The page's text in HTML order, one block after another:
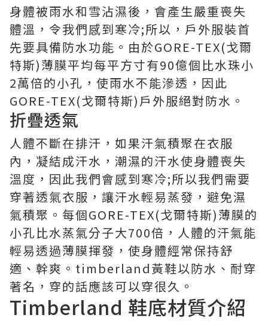
身體被雨水和雪沾濕後，會產生嚴重喪失
體溫，令我們感到寒冷;所以，戶外服裝首
先要具備防水功能。由於GORE-TEX(戈爾
特斯)薄膜平均每平方寸有90億個比水珠小
2萬倍的小孔，使雨水不能滲透，因此
GORE-TEX(戈爾特斯)戶外服絕對防水。
折疊透氣
人體不斷在排汗，如果汗氣積聚在衣服
內，凝結成汗水，潮濕的汗水使身體喪失
溫度，因此我們會感到寒冷;所以我們需要
穿著透氣衣服，讓汗水輕易蒸發，避免濕
氣積聚。每個GORE-TEX(戈爾特斯)薄膜的
小孔比水蒸氣分子大700倍，人體的汗氣能
輕易透過薄膜揮發，使身體經常保持舒
適、幹爽。timberland黃鞋以防水、耐穿
著名，穿的話應該可以穿很久。
Timberland 鞋底材質介紹